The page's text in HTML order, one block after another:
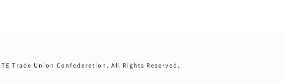
Trade Union Confederetion. All Rights Reserved.